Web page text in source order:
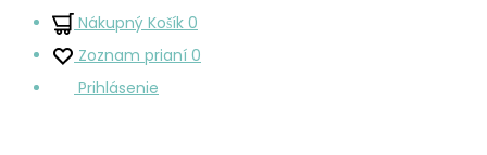
Nákupný Košík 0
Zoznam prianí 0
Prihlásenie